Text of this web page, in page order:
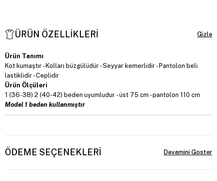
ÜRÜN ÖZELLIKLERI
Ürün Tanımı
Kot kumaştır - Kolları büzgülüdür - Seyyar kemerlidir - Pantolon beli
lastiklidir - Ceplidir
Ürün Ölçüleri
1 (36-38) 2 (40-42) beden uyumludur - üst 75 cm - pantolon 110 cm
Model 1 beden kullanmıştır
ÖDEME SEÇENEKLERI